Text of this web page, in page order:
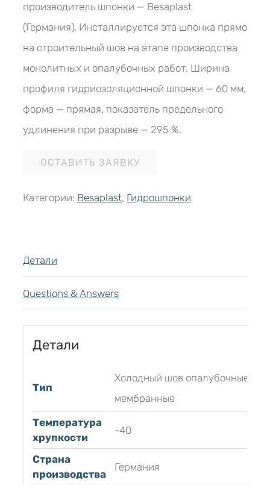
производитель шпонки — Besaplast
(Германия). Инсталлируется эта шпонка прямо
на строительный шов на этапе производства
монолитных и опалубочных работ. Ширина
профиля гидриозоляционной шпонки — 60 мм,
форма — прямая, показатель предельного
удлинения при разрыве — 295 %.
ОСТАВИТЬ ЗАЯВКУ
Категории: Besaplast, Гидрошпонки
Детали
Questions & Answers
Детали
Тип
Холодный шов опалубочные
мембранные
Температура
хрупкости
-40
Страна
производства
Германия